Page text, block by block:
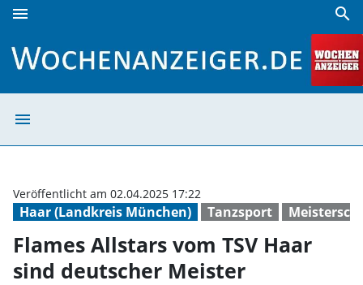
menu search
menu
Haar (Landkreis München) Tanzsport
Veröffentlicht am 02.04.2025 17:22
Flames Allstars vom TSV Haar
sind deutscher Meister